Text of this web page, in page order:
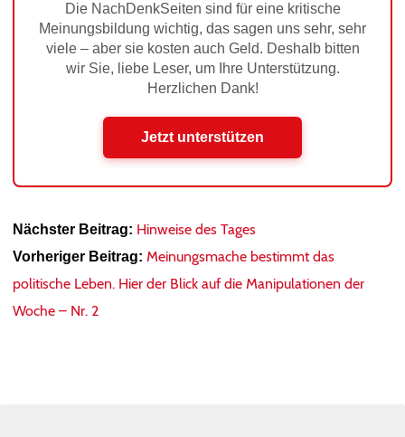
Die NachDenkSeiten sind für eine kritische
Meinungsbildung wichtig, das sagen uns sehr, sehr
viele – aber sie kosten auch Geld. Deshalb bitten
wir Sie, liebe Leser, um Ihre Unterstützung.
Herzlichen Dank!
Jetzt unterstützen
Nächster Beitrag: Hinweise des Tages
Vorheriger Beitrag: Meinungsmache bestimmt das
politische Leben. Hier der Blick auf die Manipulationen der
Woche – Nr. 2